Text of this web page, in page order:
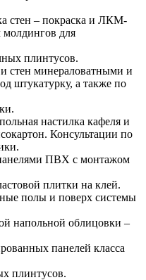
стен – покраска и ЛКМ-
молдингов для
плинтусов.
стен минераловатными и
штукатурку, а также по
настилка кафеля и
Консультации по
ПВХ с монтажом
плитки на клей.
полы и поверх системы
напольной облицовки –
панелей класса
плинтусов.